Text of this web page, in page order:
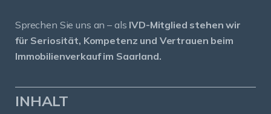
Sprechen Sie uns an – als IVD-Mitglied stehen wir
für Seriosität, Kompetenz und Vertrauen beim
Immobilienverkauf im Saarland.
INHALT